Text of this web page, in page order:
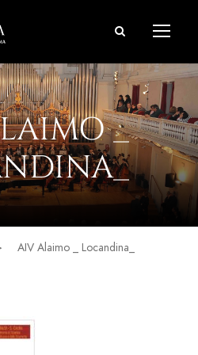
_
AIV Alaimo _ Locandina_